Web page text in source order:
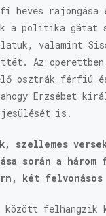
heves rajongása
a politika
valamint
Az operettben
osztrák férfiú
Erzsébet
is.
szellemes
során a
két
között